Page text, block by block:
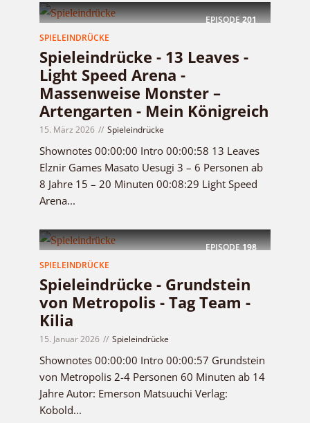
EPISODE201
SPIELEINDRÜCKE
Spieleindrücke - 13 Leaves -
Light Speed Arena -
Massenweise Monster –
Artengarten - Mein Königreich
15. März 2026 Spieleindrücke
Shownotes 00:00:00 Intro 00:00:58 13 Leaves
Elznir Games Masato Uesugi 3 – 6 Personen ab
8 Jahre 15 – 20 Minuten 00:08:29 Light Speed
Arena...
EPISODE198
SPIELEINDRÜCKE
Spieleindrücke - Grundstein
von Metropolis - Tag Team -
Kilia
15. Januar 2026 Spieleindrücke
Shownotes 00:00:00 Intro 00:00:57 Grundstein
von Metropolis 2-4 Personen 60 Minuten ab 14
Jahre Autor: Emerson Matsuuchi Verlag:
Kobold...